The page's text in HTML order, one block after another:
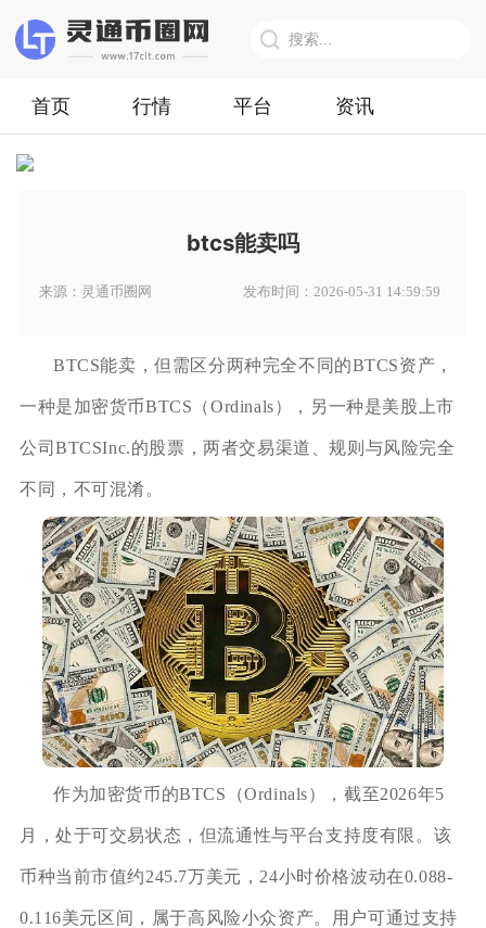
首页 行情 平台 资讯
btcs能卖吗
来源：灵通币圈网 发布时间：2026-05-31 14:59:59
BTCS能卖，但需区分两种完全不同的BTCS资产，
一种是加密货币BTCS（Ordinals），另一种是美股上市
公司BTCSInc.的股票，两者交易渠道、规则与风险完全
不同，不可混淆。
作为加密货币的BTCS（Ordinals），截至2026年5
月，处于可交易状态，但流通性与平台支持度有限。该
币种当前市值约245.7万美元，24小时价格波动在0.088-
0.116美元区间，属于高风险小众资产。用户可通过支持